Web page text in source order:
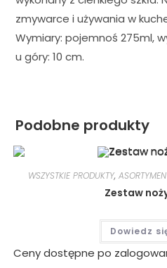
zmywarce i używania w
Wymiary: pojemnoś 275ml,
u góry: 10 cm.
Podobne produkty
WSZYSTKIE PRODUKTY,
Zestaw
Dowiedz
Ceny dostępne po